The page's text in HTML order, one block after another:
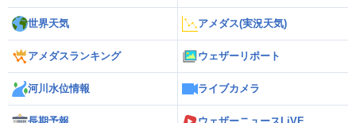
世界天気 アメダス(実況天気)
アメダスランキング ウェザーリポート
河川水位情報 ライブカメラ